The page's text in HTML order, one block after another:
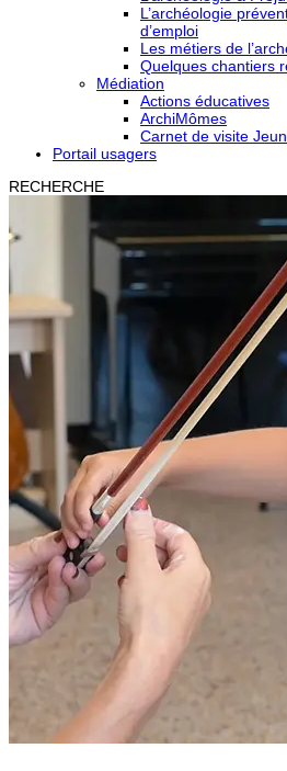
L’archéologie
d’emploi
Les métiers de
Quelques chantiers
Médiation
Actions éducatives
ArchiMômes
Carnet de visite
Portail usagers
RECHERCHE